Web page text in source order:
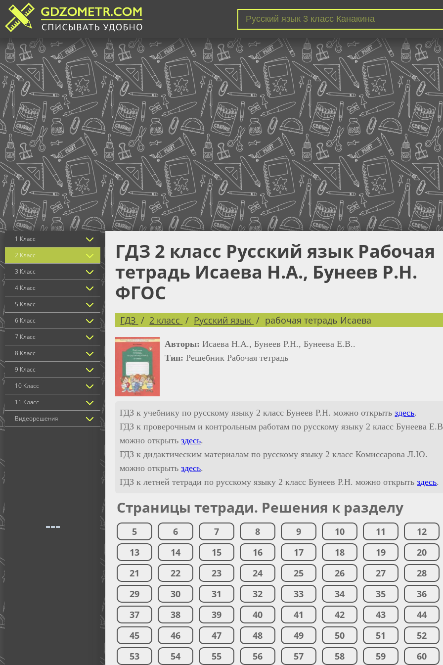
1 Класс
2 Класс
3 Класс
4 Класс
5 Класс
6 Класс
7 Класс
8 Класс
9 Класс
10 Класс
11 Класс
Видеорешения
ГДЗ 2 класс Русский язык Рабочая
тетрадь Исаева Н.А., Бунеев Р.Н.
ФГОС
ГДЗ 2 класс Русский язык рабочая тетрадь Исаева
Авторы:Исаева Н.А., Бунеев Р.Н., Бунеева Е.В..
Тип: Решебник Рабочая тетрадь
ГДЗ к учебнику по русскому языку 2 класс Бунеев Р.Н. можно открытьздесь.
ГДЗ к проверочным и контрольным работам по русскому языку 2 класс Бунеева
можно открытьздесь.
ГДЗ к дидактическим материалам по русскому языку 2 класс Комиссарова Л.Ю.
можно открытьздесь.
ГДЗ к летней тетради по русскому языку 2 класс Бунеев Р.Н. можно открытьздесь.
Страницы тетради. Решения к разделу
5 6 7 8 9 10 11
12
13
14 15 16 17 18 19
20
21
22 23 24 25 26 27
28
29
30 31 32 33 34 35
36
37
38 39 40 41 42 43
44
45
46 47 48 49 50 51
52
53
54 55 56 57 58 59 60